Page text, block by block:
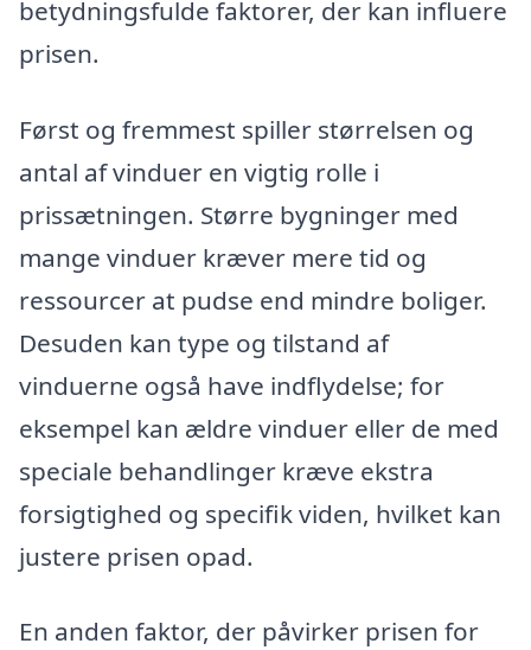
betydningsfulde faktorer, der kan influere
prisen.
Først og fremmest spiller størrelsen og
antal af vinduer en vigtig rolle i
prissætningen. Større bygninger med
mange vinduer kræver mere tid og
ressourcer at pudse end mindre boliger.
Desuden kan type og tilstand af
vinduerne også have indflydelse; for
eksempel kan ældre vinduer eller de med
speciale behandlinger kræve ekstra
forsigtighed og specifik viden, hvilket kan
justere prisen opad.
En anden faktor, der påvirker prisen for